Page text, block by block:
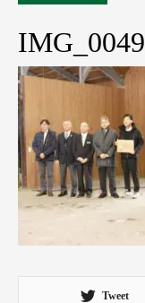
IMG_0049
Tweet